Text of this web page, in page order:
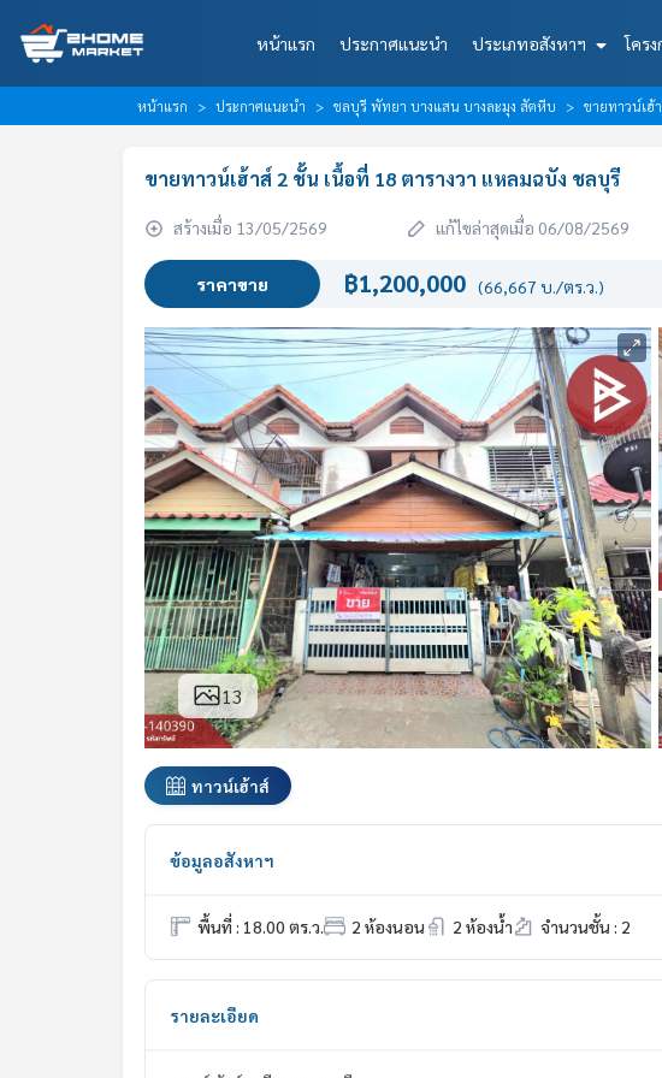
หน้าแรก ประกาศแนะนำ ประเภทอสังหาฯ โครง
หน้าแรก ประกาศแนะนำ ชลบุรี พัทยา บางแสน บางละมุง สัตหีบ ขายทาวน์เฮ้
ขายทาวน์เฮ้าส์ 2 ชั้น เนื้อที่ 18 ตารางวา แหลมฉบัง ชลบุรี
สร้างเมื่อ 13/05/2569 แก้ไขล่าสุดเมื่อ 06/08/2569
ราคาขาย ฿1,200,000 (66,667 บ./ตร.ว.)
13
ทาวน์เฮ้าส์
ข้อมูลอสังหาฯ
พื้นที่ : 18.00 ตร.ว. 2 ห้องนอน 2 ห้องน้ำ จำนวนชั้น : 2
รายละเอียด